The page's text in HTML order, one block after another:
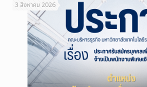
3 สิงหาคม 2026